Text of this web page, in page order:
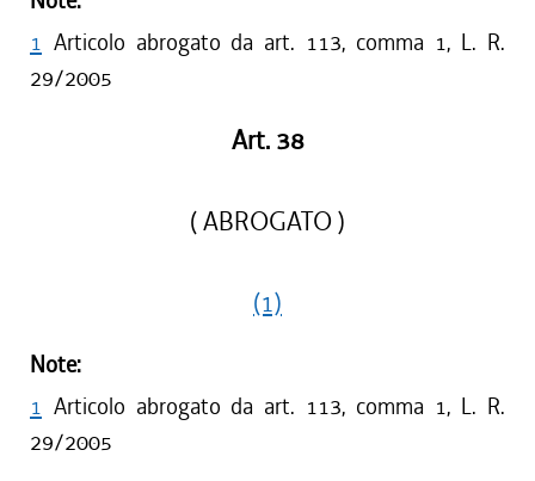
1 Articolo abrogato da art. 113, comma 1, L. R.
29/2005
Art. 38
( ABROGATO )
(1)
Note:
1 Articolo abrogato da art. 113, comma 1, L. R.
29/2005